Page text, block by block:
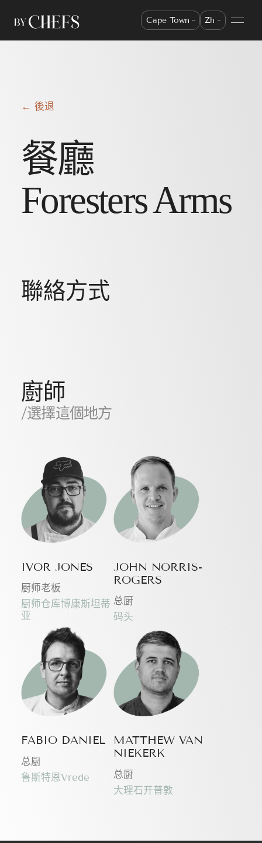
Cape Town Zh
← 後退
餐廳
Foresters Arms
廚師
/選擇這個地方
IVOR JONES
厨师老板
厨师仓库博康斯坦蒂
亚
JOHN NORRIS-
ROGERS
总厨
码头
FABIO DANIEL
总厨
鲁斯特恩Vrede
MATTHEW VAN
NIEKERK
总厨
大理石开普敦
聯絡方式